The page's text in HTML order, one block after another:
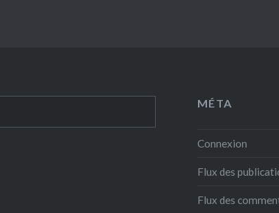
MÉTA
Connexion
Flux des
Flux des